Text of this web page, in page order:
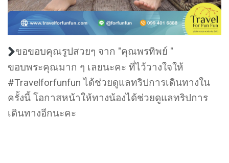
ขอขอบคุณรูปสวยๆ จาก "คุณพรทิพย์ "
ขอบพระคุณมาก ๆ เลยนะคะ ที่ไว้วางใจให้
#Travelforfunfun ได้ช่วยดูแลทริปการเดินทางใน
ครั้งนี้ โอกาสหน้าให้ทางน้องได้ช่วยดูแลทริปการ
เดินทางอีกนะคะ